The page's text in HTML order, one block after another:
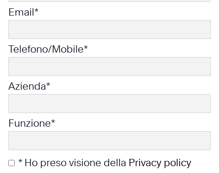
Email*
Telefono/Mobile*
Azienda*
Funzione*
* Ho preso visione della Privacy policy